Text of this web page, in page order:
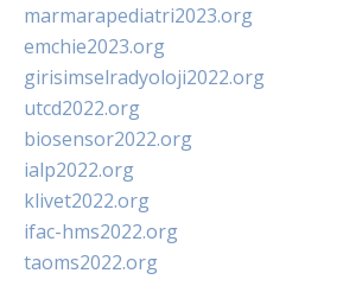
marmarapediatri2023.org
emchie2023.org
girisimselradyoloji2022.org
utcd2022.org
biosensor2022.org
ialp2022.org
klivet2022.org
ifac-hms2022.org
taoms2022.org